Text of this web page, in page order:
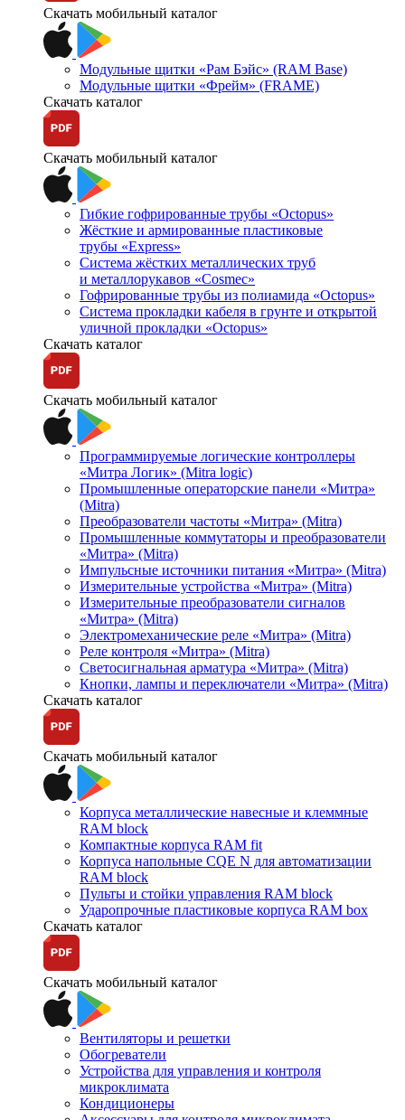
Скачать мобильный каталог
Модульные щитки «Рам Бэйс» (RAM Base)
Модульные щитки «Фрейм» (FRAME)
Скачать каталог
Скачать мобильный каталог
Гибкие гофрированные трубы «Octopus»
Жёсткие и армированные пластиковые
трубы «Express»
Система жёстких металлических труб
и металлорукавов «Cosmec»
Гофрированные трубы из полиамида «Octopus»
Система прокладки кабеля в грунте и открытой
уличной прокладки «Octopus»
Скачать каталог
Скачать мобильный каталог
Программируемые логические контроллеры
«Митра Логик» (Mitra logic)
Промышленные операторские панели «Митра»
(Mitra)
Преобразователи частоты «Митра» (Mitra)
Промышленные коммутаторы и преобразователи
«Митра» (Mitra)
Импульсные источники питания «Митра» (Mitra)
Измерительные устройства «Митра» (Mitra)
Измерительные преобразователи сигналов
«Митра» (Mitra)
Электромеханические реле «Митра» (Mitra)
Реле контроля «Митра» (Mitra)
Светосигнальная арматура «Митра» (Mitra)
Кнопки, лампы и переключатели «Митра» (Mitra)
Скачать каталог
Скачать мобильный каталог
Корпуса металлические навесные и клеммные
RAM block
Компактные корпуса RAM fit
Корпуса напольные CQE N для автоматизации
RAM block
Пульты и стойки управления RAM block
Ударопрочные пластиковые корпуса RAM box
Скачать каталог
Скачать мобильный каталог
Вентиляторы и решетки
Обогреватели
Устройства для управления и контроля
микроклимата
Кондиционеры